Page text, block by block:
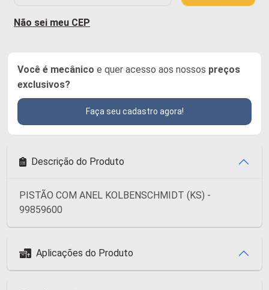
Não sei meu CEP
Você é mecânico e quer acesso aos nossos preços
exclusivos?
Faça seu cadastro agora!
Descrição do Produto
PISTÃO COM ANEL KOLBENSCHMIDT (KS) -
99859600
Aplicações do Produto